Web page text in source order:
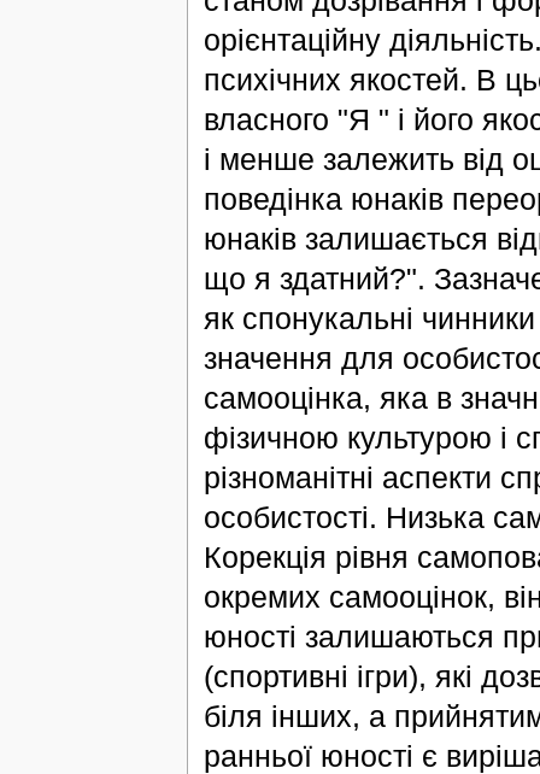
орієнтаційну
психічних якостей. В
власного "Я " і його
і менше залежить від
поведінка юнаків
юнаків залишається
що я здатний?".
як спонукальні
значення для
самооцінка, яка в
фізичною культурою і
різноманітні аспекти
особистості. Низька
Корекція рівня
окремих самооцінок,
юності залишаються
(спортивні ігри), які
біля інших, а
ранньої юності є